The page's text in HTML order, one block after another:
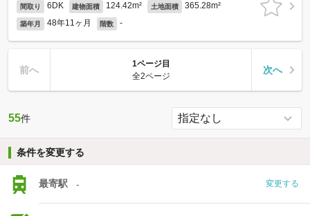
間取り 6DK 建物面積 124.42m² 土地面積 365.28m²
築年月 48年11ヶ月 階数 -
前へ
1ページ目
全2ページ
次へ
55件
条件を変更する
最寄駅 - 変更する